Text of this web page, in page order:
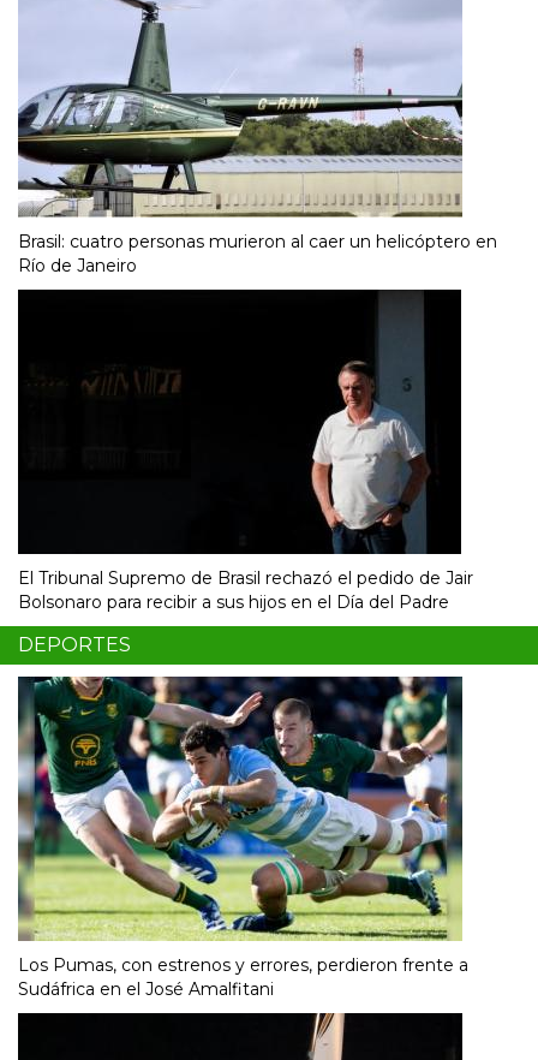
Brasil: cuatro personas murieron al caer un helicóptero en
Río de Janeiro
El Tribunal Supremo de Brasil rechazó el pedido de Jair
Bolsonaro para recibir a sus hijos en el Día del Padre
DEPORTES
Los Pumas, con estrenos y errores, perdieron frente a
Sudáfrica en el José Amalfitani